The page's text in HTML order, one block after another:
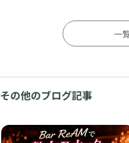
一
その他のブログ記事